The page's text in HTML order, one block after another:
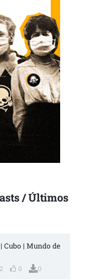
/ Últimos
Cubo | Mundo de
2 0 0